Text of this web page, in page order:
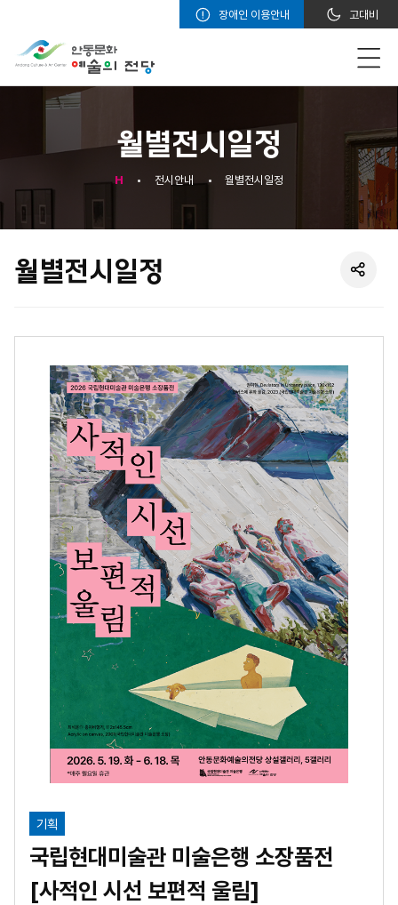
장애인 이용안내 고대비
월별전시일정
H 전시안내 월별전시일정
월별전시일정
기획
국립현대미술관 미술은행 소장품전
[사적인 시선 보편적 울림]